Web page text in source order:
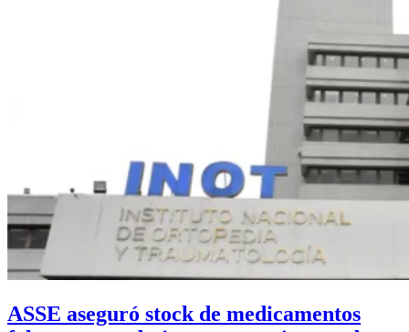
ASSE aseguró stock de medicamentos